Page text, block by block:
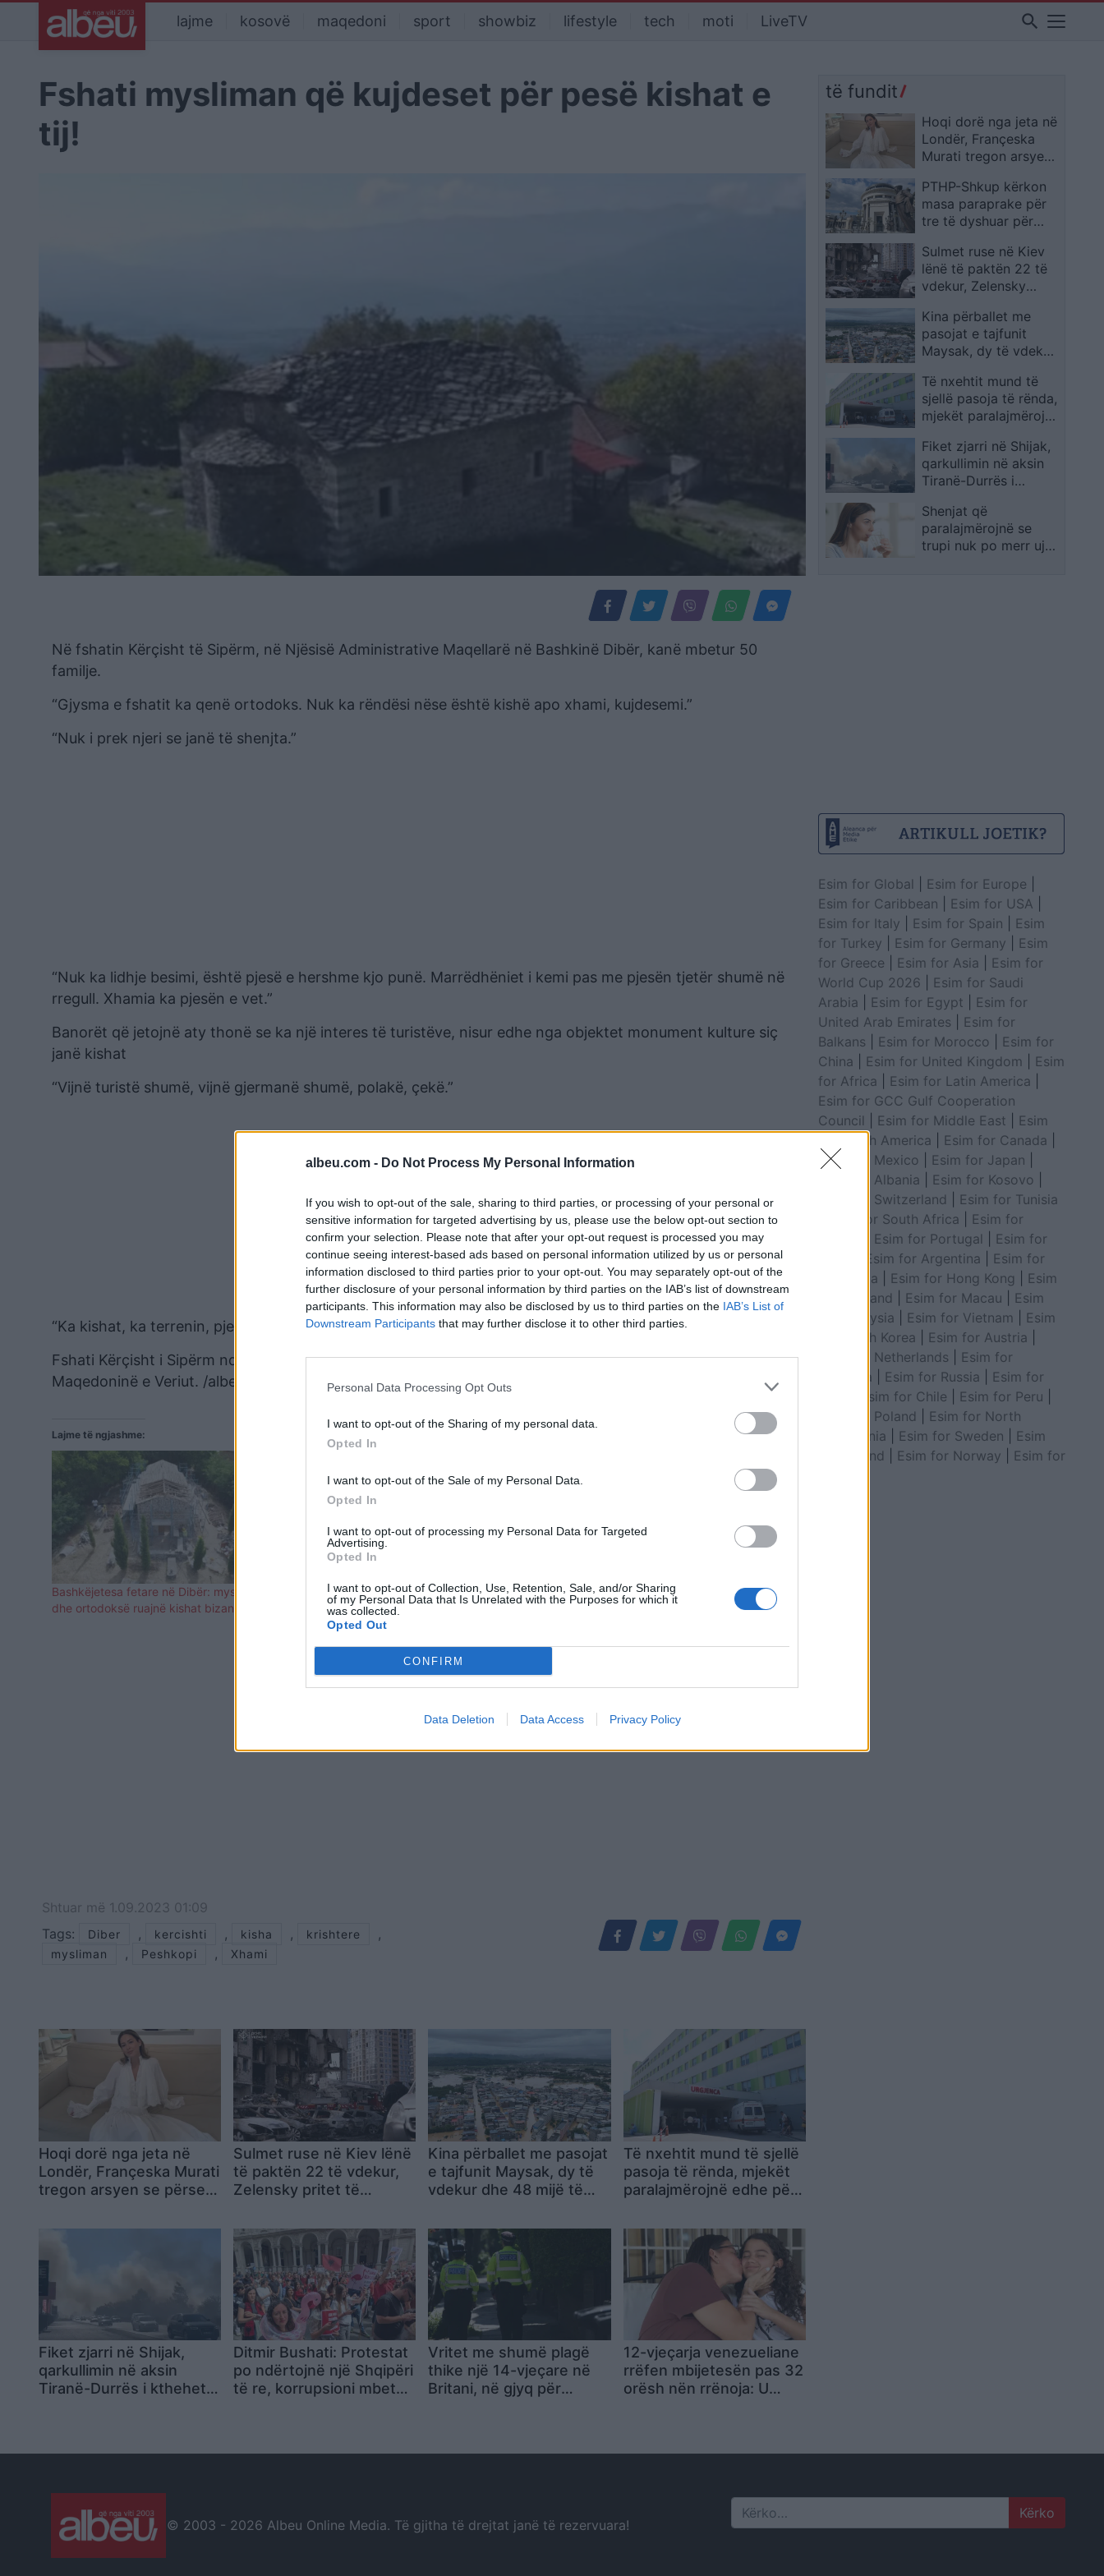
albeu.com - Do Not Process My Personal Information
If you wish to opt-out of the sale, sharing to third parties, or processing of your personal or
sensitive information for targeted advertising by us, please use the below opt-out section to
confirm your selection. Please note that after your opt-out request is processed you may
continue seeing interest-based ads based on personal information utilized by us or personal
information disclosed to third parties prior to your opt-out. You may separately opt-out of the
further disclosure of your personal information by third parties on the IAB’s list of downstream
participants. This information may also be disclosed by us to third parties on the IAB’s List of
Downstream Participants that may further disclose it to other third parties.
Personal Data Processing Opt Outs
I want to opt-out of the Sharing of my personal data.
Opted In
I want to opt-out of the Sale of my Personal Data.
Opted In
I want to opt-out of processing my Personal Data for Targeted
Advertising.
Opted In
I want to opt-out of Collection, Use, Retention, Sale, and/or Sharing
of my Personal Data that Is Unrelated with the Purposes for which it
was collected.
Opted Out
CONFIRM
Data Deletion Data Access Privacy Policy
lajme kosovë maqedoni sport showbiz lifestyle tech moti LiveTV search
Fshati mysliman që kujdeset për pesë kishat e
tij!
Në fshatin Kërçisht të Sipërm, në Njësisë Administrative Maqellarë në Bashkinë Dibër, kanë mbetur 50
familje.
“Gjysma e fshatit ka qenë ortodoks. Nuk ka rëndësi nëse është kishë apo xhami, kujdesemi.”
“Nuk i prek njeri se janë të shenjta.”
“Nuk ka lidhje besimi, është pjesë e hershme kjo punë. Marrëdhëniet i kemi pas me pjesën tjetër shumë në
rregull. Xhamia ka pjesën e vet.”
Banorët që jetojnë aty thonë se ka një interes të turistëve, nisur edhe nga objektet monument kulture siç
janë kishat
“Vijnë turistë shumë, vijnë gjermanë shumë, polakë, çekë.”
“Ka kishat, ka terrenin, pjesë turistike është.”
Fshati Kërçisht i Sipërm ndodhet 3.5 kilometra nga Maqellara e rreth 7 kilometra nga kufiri me
Maqedoninë e Veriut. /albeu.com
Lajme të ngjashme:
Bashkëjetesa fetare në Dibër: myslimanë
dhe ortodoksë ruajnë kishat bizantine
“Po na marrin burimin e ujit”, të rritur e
fëmijë protesojnë kundër projektit në
Kërçisht të Dibrës: Do bëhemi kufoma këtu!
Kishat në Betlehem ndalojnë festimet për
Krishtlindje në shenjë proteste për luftën në
Shtuar më 1.09.2023 01:09
Tags:
Diber , kercishti , kisha , krishtere ,
mysliman , Peshkopi , Xhami
Hoqi dorë nga jeta në
Londër, Françeska Murati
tregon arsyen se përse u
Sulmet ruse në Kiev lënë
të paktën 22 të vdekur,
Zelensky pritet të
samitin e NATO-s
Kina përballet me pasojat
e tajfunit Maysak, dy të
vdekur dhe 48 mijë të
Të nxehtit mund të sjellë
pasoja të rënda, mjekët
paralajmërojnë edhe për
Fiket zjarri në Shijak,
qarkullimin në aksin
Tiranë-Durrës i kthehet
Ditmir Bushati: Protestat
po ndërtojnë një Shqipëri
të re, korrupsioni mbetet
Vritet me shumë plagë
thike një 14-vjeçare në
Britani, në gjyq për
12-vjeçarja venezueliane
rrëfen mbijetesën pas 32
orësh nën rrënoja: U
të fundit
Hoqi dorë nga jeta në
Londër, Françeska
Murati tregon arsyen
Tiranë
PTHP-Shkup kërkon
masa paraprake për
tre të dyshuar për
mituri
Sulmet ruse në Kiev
lënë të paktën 22 të
vdekur, Zelensky
Trump në samitin e
NATO-s
Kina përballet me
pasojat e tajfunit
Maysak, dy të vdekur
zhvendosur në
Guangxi
Të nxehtit mund të
sjellë pasoja të rënda,
mjekët paralajmërojnë
komatoze
Fiket zjarri në Shijak,
qarkullimin në aksin
Tiranë-Durrës i
Shenjat që
paralajmërojnë se
trupi nuk po merr ujë
Esim for Global Esim for Europe
Esim for Caribbean
Esim for USA
Esim for Italy
Esim for Spain
Esim
for Turkey
Esim for Germany
Esim
for Greece
Esim for Asia
Esim for
World Cup 2026
Esim for Saudi
Arabia
Esim for Egypt
Esim for
United Arab Emirates
Esim for
Balkans
Esim for Morocco
Esim for
China
Esim for United Kingdom
Esim
for Africa
Esim for Latin America
Esim for GCC Gulf Cooperation
Council
Esim for Middle East
Esim
for South America
Esim for Canada
Esim for Mexico
Esim for Japan
Esim for Albania
Esim for Kosovo
Esim for Switzerland
Esim for Tunisia
Esim for South Africa
Esim for
Esim for Portugal
Esim for
Esim for Argentina
Esim for
Colombia
Esim for Hong Kong
Esim
for Thailand
Esim for Macau
Esim
for Malaysia
Esim for Vietnam
Esim
for South Korea
Esim for Austria
Esim for Netherlands
Esim for
Australia
Esim for Russia
Esim for
Esim for Chile Esim for Peru
Esim for Poland
Esim for North
Macedonia
Esim for Sweden
Esim
for Finland
Esim for Norway
Esim for
© 2003 - 2026 Albeu Online Media. Të gjitha të drejtat janë të rezervuara! Search